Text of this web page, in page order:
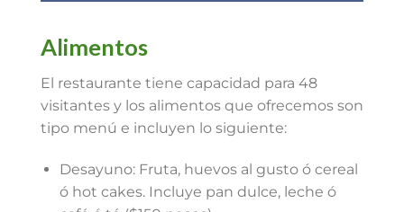
Alimentos
El restaurante tiene capacidad para 48
visitantes y los alimentos que ofrecemos son
tipo menú e incluyen lo siguiente:
Desayuno: Fruta, huevos al gusto ó cereal
ó hot cakes. Incluye pan dulce, leche ó